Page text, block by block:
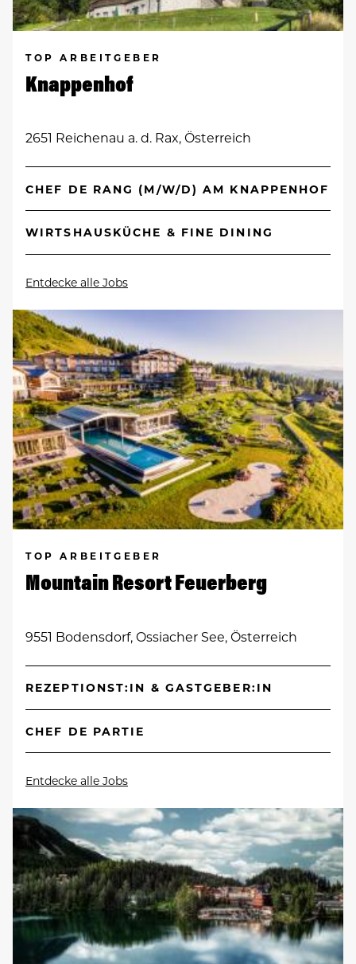
TOP ARBEITGEBER
Knappenhof
2651 Reichenau a. d. Rax, Österreich
CHEF DE RANG (M/W/D) AM KNAPPENHOF
WIRTSHAUSKÜCHE & FINE DINING
Entdecke alle Jobs
TOP ARBEITGEBER
Mountain Resort Feuerberg
9551 Bodensdorf, Ossiacher See, Österreich
REZEPTIONST:IN & GASTGEBER:IN
CHEF DE PARTIE
Entdecke alle Jobs